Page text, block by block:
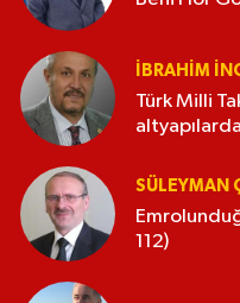
İBRAHIM
Türk Milli
SÜLEYMAN
112)